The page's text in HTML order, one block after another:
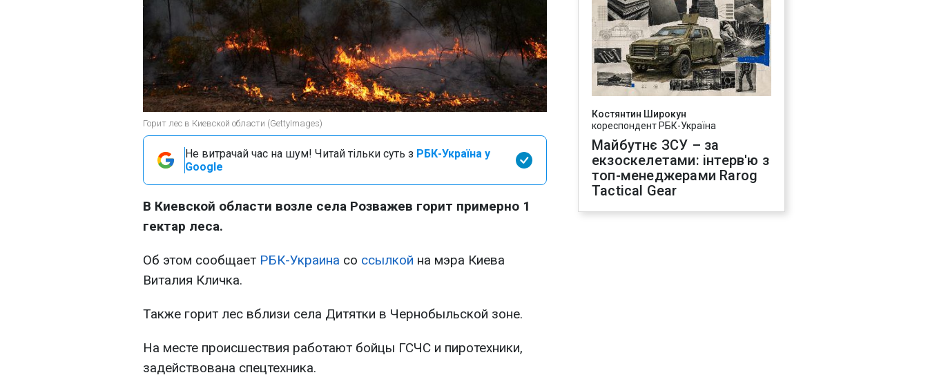
Горит лес в Киевской области (GettyImages)
Не витрачай час на шум! Читай тільки суть з РБК-Україна у
Google
В Киевской области возле села Розважев горит примерно 1
гектар леса.
Об этом сообщает РБК-Украина со ссылкой на мэра Киева
Виталия Кличка.
Также горит лес вблизи села Дитятки в Чернобыльской зоне.
На месте происшествия работают бойцы ГСЧС и пиротехники,
задействована спецтехника.
Костянтин Широкун
кореспондент РБК-Україна
Майбутнє ЗСУ – за
екзоскелетами: інтерв'ю з
топ-менеджерами Rarog
Tactical Gear